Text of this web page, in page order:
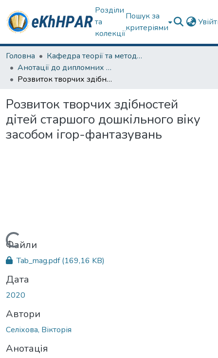
Розділи
та
колекції
Пошук за
критеріями
Головна
Кафедра теорії та методик дошкільної освіти
Анотації до дипломних робіт
Розвиток творчих здібностей дітей старшого дошкільного віку засобом ігор-фантазувань
Розвиток творчих здібностей
дітей старшого дошкільного віку
засобом ігор-фантазувань
Вантажиться...
Файли
Tab_mag.pdf(169,16 KB)
Дата
2020
Автори
Селіхова, Вікторія
Анотація